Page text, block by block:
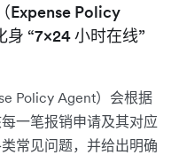
Expense Policy
“7×24 小时在线”
Policy Agent）会根据
一笔报销申请及其对应
常见问题，并给出明确